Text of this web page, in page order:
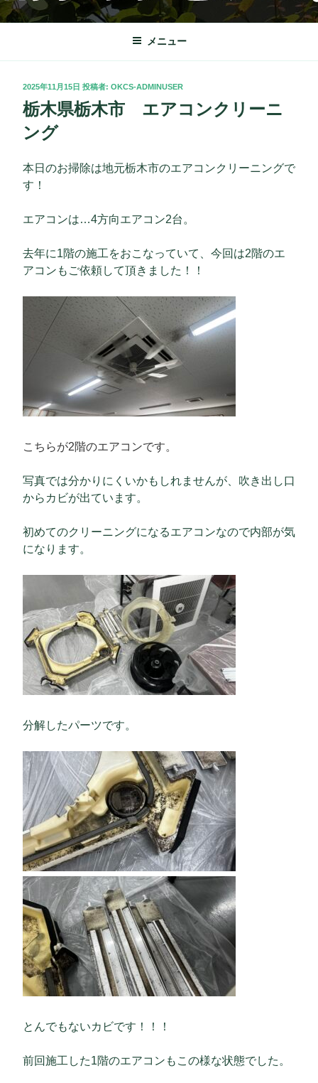
コ
ン
ン
OKクリーンサービス
栃木市を中心に理想の快適な暮らしをサポート致します。
メニュー
投
稿
日:
2025年11月15日 投稿者: OKCS-ADMINUSER
栃木県栃木市 エアコンクリーニ
ング
本日のお掃除は地元栃木市のエアコンクリーニングで
す！
エアコンは…4方向エアコン2台。
去年に1階の施工をおこなっていて、今回は2階のエ
アコンもご依頼して頂きました！！
こちらが2階のエアコンです。
写真では分かりにくいかもしれませんが、吹き出し口
からカビが出ています。
初めてのクリーニングになるエアコンなので内部が気
になります。
分解したパーツです。
とんでもないカビです！！！
前回施工した1階のエアコンもこの様な状態でした。